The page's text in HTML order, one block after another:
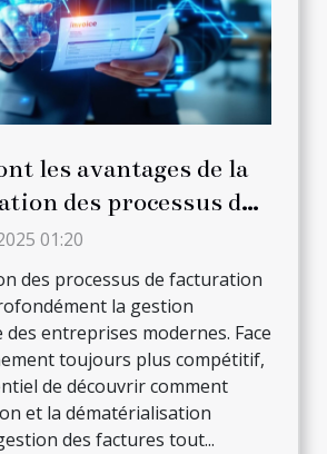
les avantages de la
des processus de
facturation ?
01:20
des processus de facturation
la gestion
entreprises modernes. Face
toujours plus compétitif,
de découvrir comment
et la dématérialisation
des factures tout...